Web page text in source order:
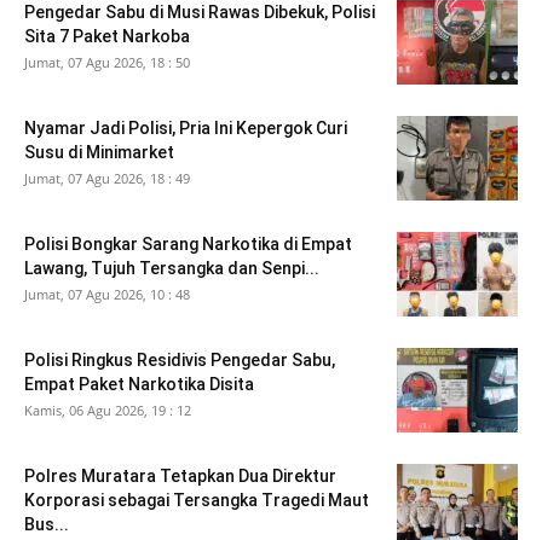
Pengedar Sabu di Musi Rawas Dibekuk, Polisi
Sita 7 Paket Narkoba
Jumat, 07 Agu 2026, 18 : 50
Nyamar Jadi Polisi, Pria Ini Kepergok Curi
Susu di Minimarket
Jumat, 07 Agu 2026, 18 : 49
Polisi Bongkar Sarang Narkotika di Empat
Lawang, Tujuh Tersangka dan Senpi...
Jumat, 07 Agu 2026, 10 : 48
Polisi Ringkus Residivis Pengedar Sabu,
Empat Paket Narkotika Disita
Kamis, 06 Agu 2026, 19 : 12
Polres Muratara Tetapkan Dua Direktur
Korporasi sebagai Tersangka Tragedi Maut
Bus...